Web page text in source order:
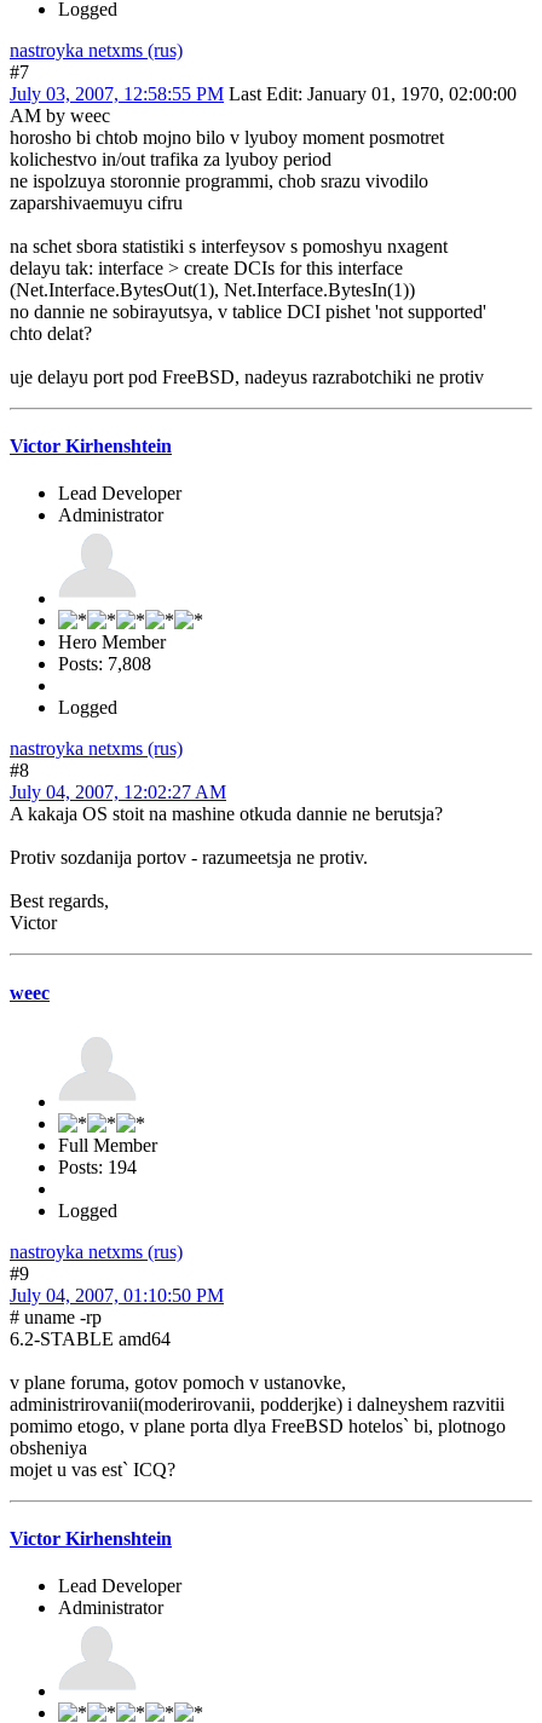
Logged
nastroyka netxms (rus)
#7
July 03, 2007, 12:58:55 PM Last Edit: January 01, 1970, 02:00:00
AM by weec
horosho bi chtob mojno bilo v lyuboy moment posmotret
kolichestvo in/out trafika za lyuboy period
ne ispolzuya storonnie programmi, chob srazu vivodilo
zaparshivaemuyu cifru
na schet sbora statistiki s interfeysov s pomoshyu nxagent
delayu tak: interface > create DCIs for this interface
(Net.Interface.BytesOut(1), Net.Interface.BytesIn(1))
no dannie ne sobirayutsya, v tablice DCI pishet 'not supported'
chto delat?
uje delayu port pod FreeBSD, nadeyus razrabotchiki ne protiv
Victor Kirhenshtein
Lead Developer
Administrator
Hero Member
Posts: 7,808
Logged
nastroyka netxms (rus)
#8
July 04, 2007, 12:02:27 AM
A kakaja OS stoit na mashine otkuda dannie ne berutsja?
Protiv sozdanija portov - razumeetsja ne protiv.
Best regards,
Victor
weec
Full Member
Posts: 194
Logged
nastroyka netxms (rus)
#9
July 04, 2007, 01:10:50 PM
# uname -rp
6.2-STABLE amd64
v plane foruma, gotov pomoch v ustanovke,
administrirovanii(moderirovanii, podderjke) i dalneyshem razvitii
pomimo etogo, v plane porta dlya FreeBSD hotelos` bi, plotnogo
obsheniya
mojet u vas est` ICQ?
Victor Kirhenshtein
Lead Developer
Administrator